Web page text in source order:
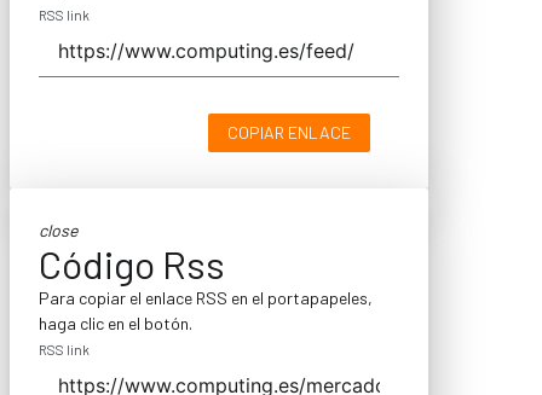
RSS link
COPIAR ENLACE
close
Código Rss
Para copiar el enlace RSS en el portapapeles,
haga clic en el botón.
RSS link